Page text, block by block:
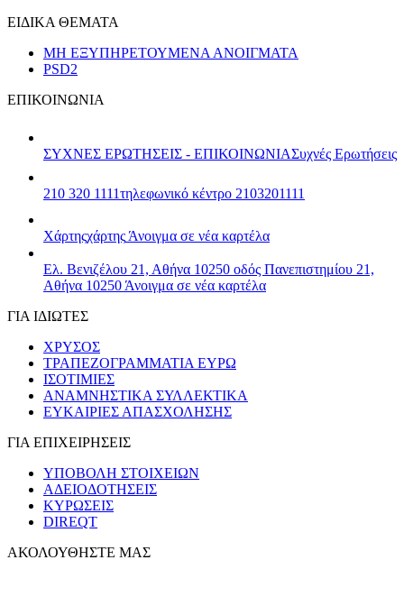
ΕΙΔΙΚΑ ΘΕΜΑΤΑ
ΜΗ ΕΞΥΠΗΡΕΤΟΥΜΕΝΑ ΑΝΟΙΓΜΑΤΑ
PSD2
ΕΠΙΚΟΙΝΩΝΙΑ
ΣΥΧΝΕΣ ΕΡΩΤΗΣΕΙΣ - ΕΠΙΚΟΙΝΩΝΙΑΣυχνές Ερωτήσεις
210 320 1111τηλεφωνικό κέντρο 2103201111
Χάρτηςχάρτης Άνοιγμα σε νέα καρτέλα
Ελ. Βενιζέλου 21, Αθήνα 10250 οδός Πανεπιστημίου 21,
Αθήνα 10250 Άνοιγμα σε νέα καρτέλα
ΓΙΑ ΙΔΙΩΤΕΣ
ΧΡΥΣΟΣ
ΤΡΑΠΕΖΟΓΡΑΜΜΑΤΙΑ ΕΥΡΩ
ΙΣΟΤΙΜΙΕΣ
ΑΝΑΜΝΗΣΤΙΚΑ ΣΥΛΛΕΚΤΙΚΑ
ΕΥΚΑΙΡΙΕΣ ΑΠΑΣΧΟΛΗΣΗΣ
ΓΙΑ ΕΠΙΧΕΙΡΗΣΕΙΣ
ΥΠΟΒΟΛΗ ΣΤΟΙΧΕΙΩΝ
ΑΔΕΙΟΔΟΤΗΣΕΙΣ
ΚΥΡΩΣΕΙΣ
DIREQT
ΑΚΟΛΟΥΘΗΣΤΕ ΜΑΣ